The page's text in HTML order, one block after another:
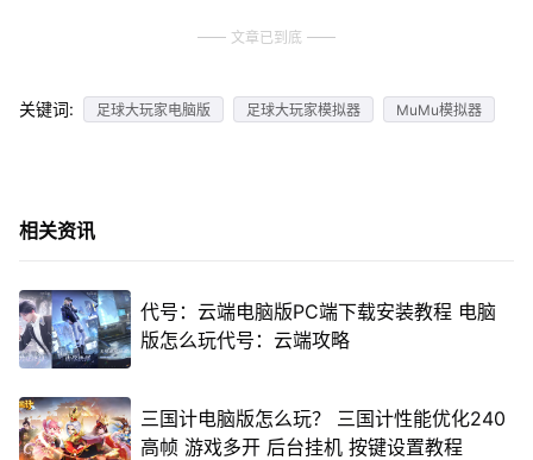
文章已到底
关键词: 足球大玩家电脑版 足球大玩家模拟器 MuMu模拟器
相关资讯
代号：云端电脑版PC端下载安装教程 电脑
版怎么玩代号：云端攻略
三国计电脑版怎么玩？ 三国计性能优化240
高帧 游戏多开 后台挂机 按键设置教程